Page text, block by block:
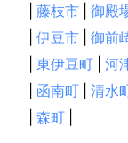
藤枝市 御殿
伊豆市 御前
東伊豆町 河
函南町 清水
森町